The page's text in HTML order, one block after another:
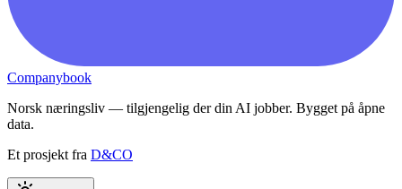
Companybook
Norsk næringsliv — tilgjengelig der din AI jobber. Bygget på åpne
data.
Et prosjekt fra D&CO